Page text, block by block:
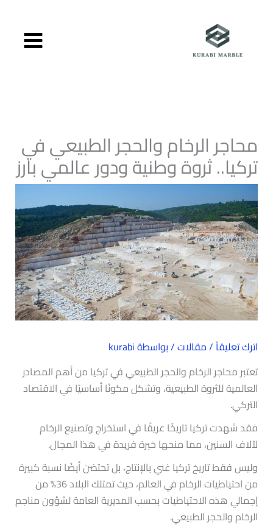
محاجر الرخام والحجر الطبيعي في
تركيا.. ثروة وطنية ودور عالمي بارز
اترك تعليقاً/مقالات/ بواسطةkurabi
تعتبر محاجر الرخام والحجر الطبيعي في تركيا من أهم المصادر
العالمية للثروة الطبيعية، وتشكل مكونًا أساسيًا في الاقتصاد
التركي.
فقد شهدت تركيا تاريخًا عريقًا في استخراج وتصنيع الرخام
لآلاف السنين، مما منحها خبرة فريدة في هذا المجال.
وليس فقط تاريخ تركيا غني بالإنتاج، بل تحتضن أيضًا نسبة كبيرة
من احتياطيات الرخام في العالم، حيث تمتلك البلاد 36% من
إجمالي هذه الاحتياطيات بحسب المديرية العامة لشؤون مناجم
الرخام والحجر الطبيعي.